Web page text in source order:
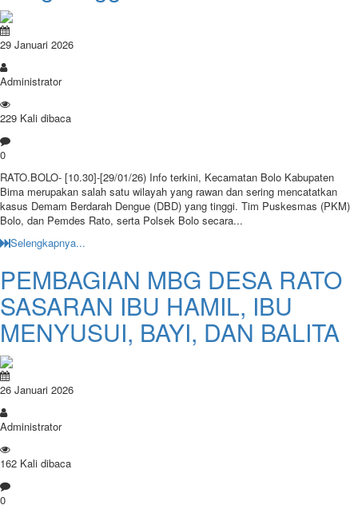
29 Januari 2026
Administrator
229 Kali dibaca
0
RATO.BOLO- [10.30]-[29/01/26) Info terkini, Kecamatan Bolo Kabupaten
Bima merupakan salah satu wilayah yang rawan dan sering mencatatkan
kasus Demam Berdarah Dengue (DBD) yang tinggi. Tim Puskesmas (PKM)
Bolo, dan Pemdes Rato, serta Polsek Bolo secara...
Selengkapnya...
PEMBAGIAN MBG DESA RATO
SASARAN IBU HAMIL, IBU
MENYUSUI, BAYI, DAN BALITA
26 Januari 2026
Administrator
162 Kali dibaca
0